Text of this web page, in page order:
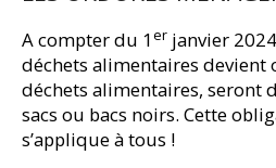
A compter du 1er janvier
déchets alimentaires devient
déchets alimentaires, seront
sacs ou bacs noirs. Cette
s’applique à tous !